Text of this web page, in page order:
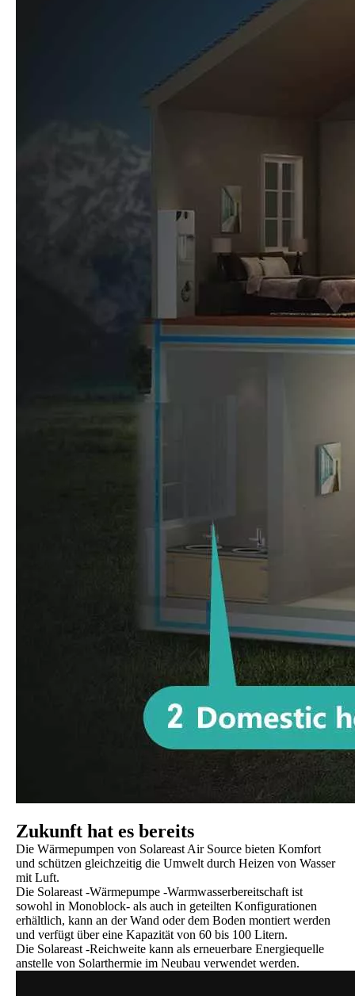
Zukunft hat es bereits
Die Wärmepumpen von Solareast Air Source bieten Komfort
und schützen gleichzeitig die Umwelt durch Heizen von Wasser
mit Luft.
Die Solareast -Wärmepumpe -Warmwasserbereitschaft ist
sowohl in Monoblock- als auch in geteilten Konfigurationen
erhältlich, kann an der Wand oder dem Boden montiert werden
und verfügt über eine Kapazität von 60 bis 100 Litern.
Die Solareast -Reichweite kann als erneuerbare Energiequelle
anstelle von Solarthermie im Neubau verwendet werden.